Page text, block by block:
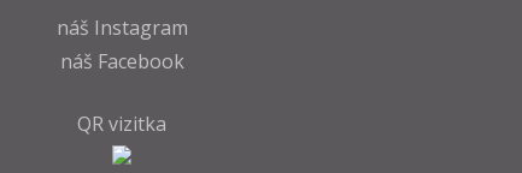
náš Instagram
náš Facebook
QR vizitka